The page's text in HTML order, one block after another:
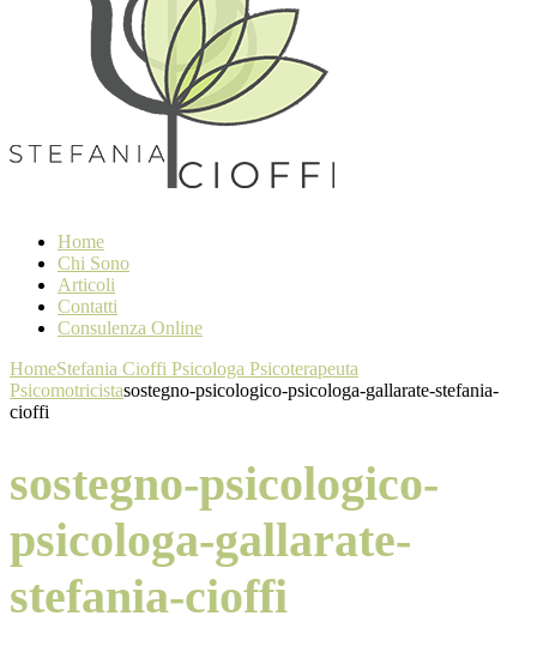
Home
Chi Sono
Articoli
Contatti
Consulenza Online
HomeStefania Cioffi Psicologa Psicoterapeuta
Psicomotricistasostegno-psicologico-psicologa-gallarate-stefania-
cioffi
sostegno-psicologico-
psicologa-gallarate-
stefania-cioffi